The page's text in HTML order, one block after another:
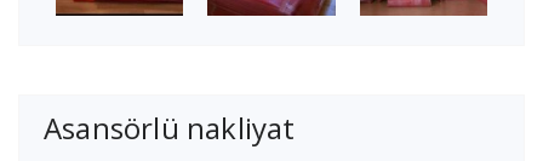
Asansörlü nakliyat